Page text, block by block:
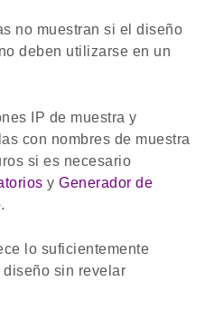
no muestran si el diseño
deben utilizarse en un
IP de muestra y
con nombres de muestra
si es necesario
y Generador de
.
lo suficientemente
sin revelar